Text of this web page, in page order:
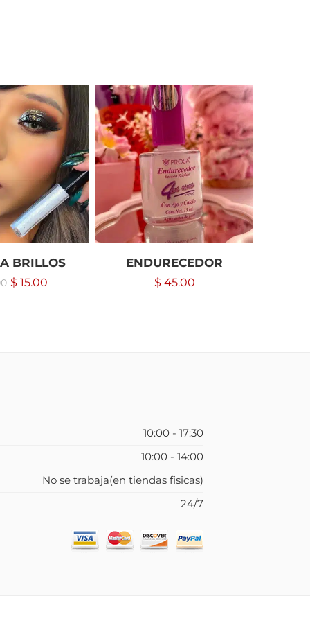
BRILLOS
$ 15.00
ENDURECEDOR
$ 45.00
10:00 - 17:30
10:00 - 14:00
No se trabaja(en tiendas fisicas)
24/7